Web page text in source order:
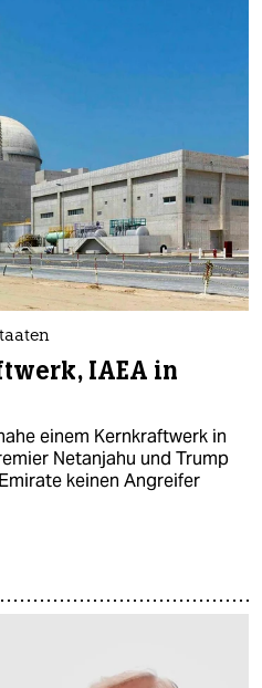
IAEA in
einem Kernkraftwerk in
Netanjahu und Trump
keinen Angreifer